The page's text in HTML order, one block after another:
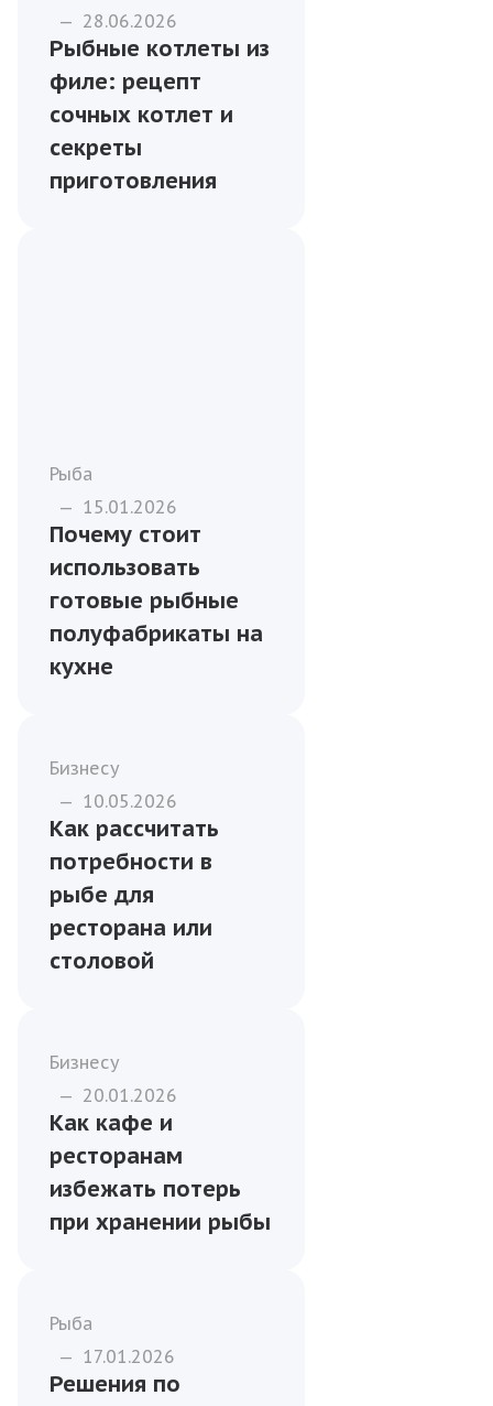
— 28.06.2026
Рыбные котлеты из
филе: рецепт
сочных котлет и
секреты
приготовления
Рыба
— 15.01.2026
Почему стоит
использовать
готовые рыбные
полуфабрикаты на
кухне
Бизнесу
—
10.05.2026
рыбе для
ресторана или
столовой
Бизнесу